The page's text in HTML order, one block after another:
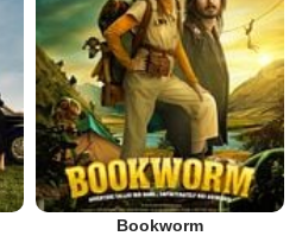
Bookworm